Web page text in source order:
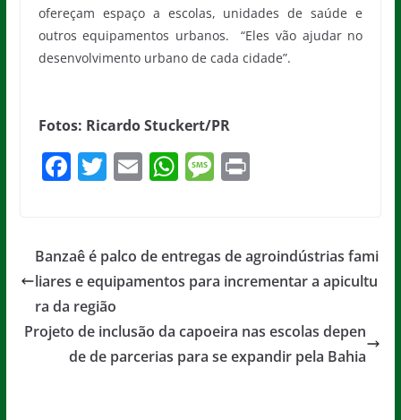
ofereçam espaço a escolas, unidades de saúde e
outros equipamentos urbanos. “Eles vão ajudar no
desenvolvimento urbano de cada cidade”.
Fotos: Ricardo Stuckert/PR
F
a
e
b
o
o
k
T
w
er
E
m
l
W
h
s
A
p
M
e
a
g
Pr
Banzaê é palco de entregas de agroindústrias fami
liares e equipamentos para incrementar a apicultu
ra da região
Projeto de inclusão da capoeira nas escolas depen
de de parcerias para se expandir pela Bahia